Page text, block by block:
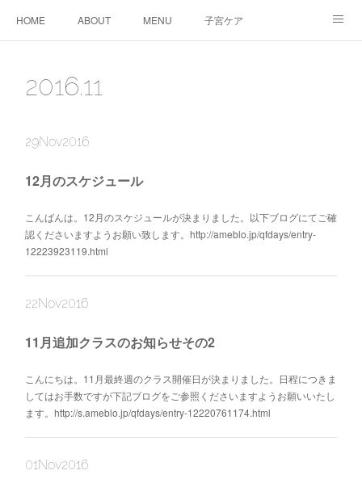
HOME ABOUT MENU 子宮ケア
CONTACT AMEBLO
2016.11
29Nov2016
12月のスケジュール
こんばんは。12月のスケジュールが決まりました。以下ブログにてご確
認くださいますようお願い致します。http://ameblo.jp/qfdays/entry-
12223923119.html
22Nov2016
11月追加クラスのお知らせその2
こんにちは。11月最終週のクラス開催日が決まりました。日程につきま
してはお手数ですが下記ブログをご参照くださいますようお願いいたし
ます。http://s.ameblo.jp/qfdays/entry-12220761174.html
01Nov2016